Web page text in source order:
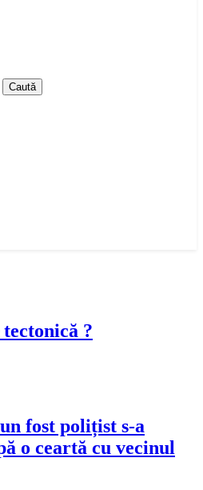
?
fost polițist s-a
o ceartă cu vecinul